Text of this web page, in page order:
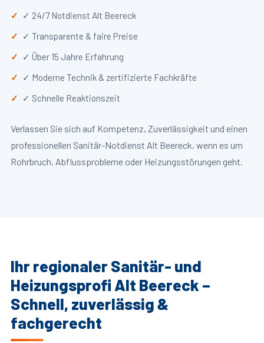
✓ 24/7 Notdienst Alt Beereck
✓ Transparente & faire Preise
✓ Über 15 Jahre Erfahrung
✓ Moderne Technik & zertifizierte Fachkräfte
✓ Schnelle Reaktionszeit
Verlassen Sie sich auf Kompetenz, Zuverlässigkeit und einen
professionellen Sanitär-Notdienst Alt Beereck, wenn es um
Rohrbruch, Abflussprobleme oder Heizungsstörungen geht.
Ihr regionaler Sanitär- und
Heizungsprofi Alt Beereck –
Schnell, zuverlässig &
fachgerecht